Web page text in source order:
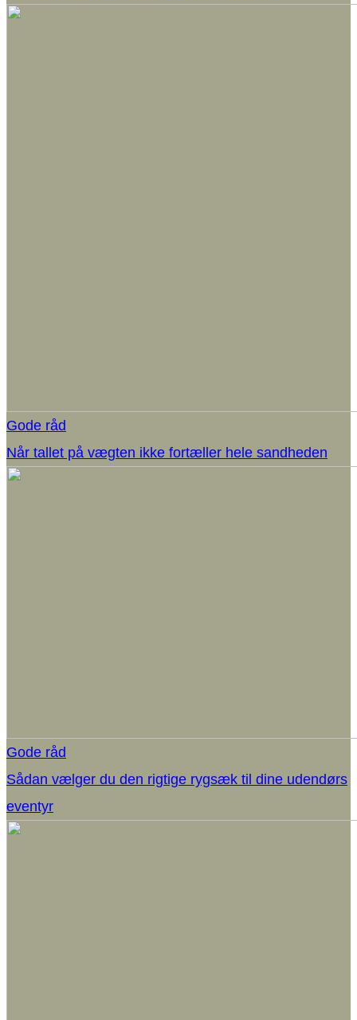
Gode råd
Når tallet på vægten ikke fortæller hele sandheden
Gode råd
Sådan vælger du den rigtige rygsæk til dine udendørs
eventyr